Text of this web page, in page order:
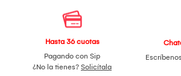
Hasta 36 cuotas
Pagando con Sip
¿No la tienes? Solicítala